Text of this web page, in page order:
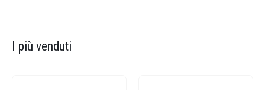
I più venduti